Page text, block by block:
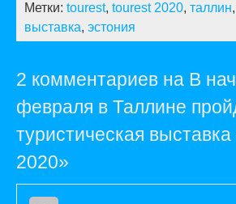
Метки: tourest, tourest 2020, таллин,
выставка, эстония
2 комментариев на В
февраля в Таллине
туристическая
2020»